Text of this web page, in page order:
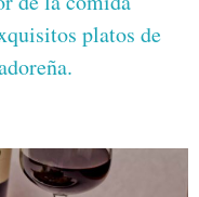
platos de